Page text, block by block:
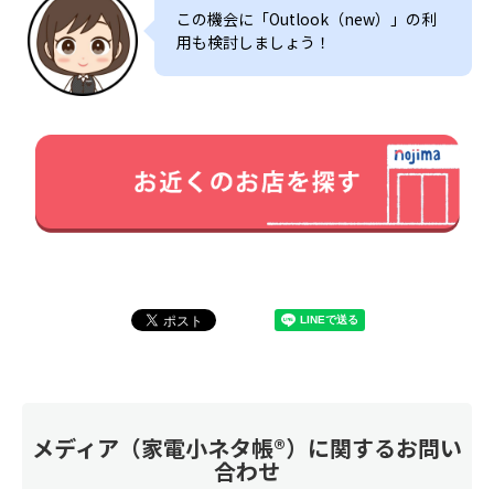
この機会に「Outlook（new）」の利
用も検討しましょう！
メディア（家電小ネタ帳®）に関するお問い
合わせ